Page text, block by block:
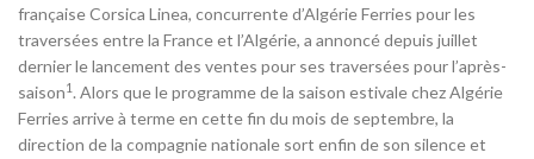
française Corsica Linea, concurrente d’Algérie Ferries pour les
traversées entre la France et l’Algérie, a annoncé depuis juillet
dernier le lancement des ventes pour ses traversées pour l’après-
saison1 . Alors que le programme de la saison estivale chez Algérie
Ferries arrive à terme en cette fin du mois de septembre, la
direction de la compagnie nationale sort enfin de son silence et